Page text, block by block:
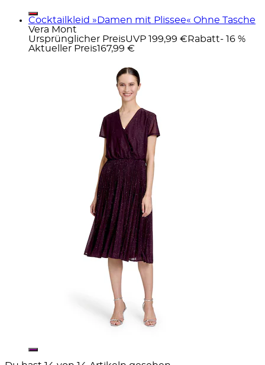
Cocktailkleid »Damen mit Plissee« Ohne Tasche
Vera Mont
Ursprünglicher PreisUVP 199,99 € Rabatt- 16 %
Aktueller Preis167,99 €